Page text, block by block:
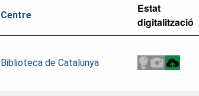
Centre
Estat
digitalització
Biblioteca de Catalunya